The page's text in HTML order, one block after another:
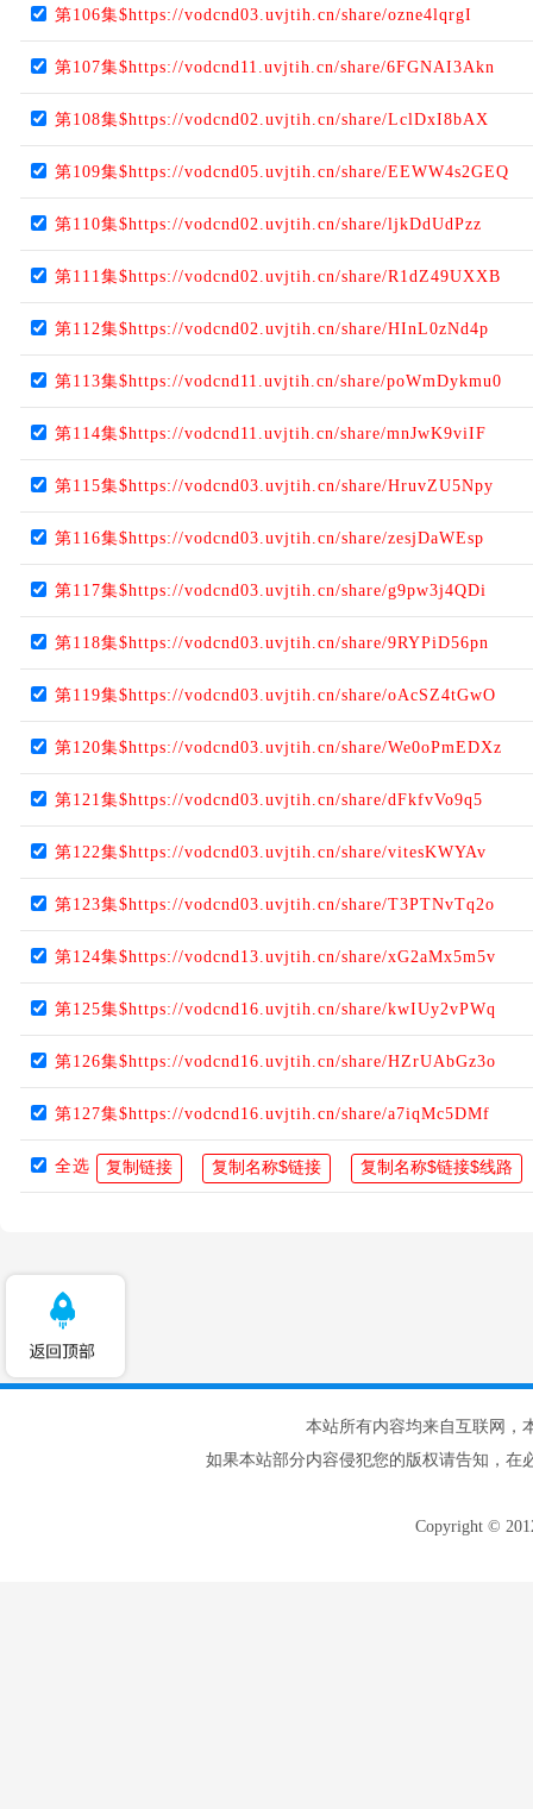
第106集$https://vodcnd03.uvjtih.cn/share/ozne4lqrgI
第107集$https://vodcnd11.uvjtih.cn/share/6FGNAI3Akn
第108集$https://vodcnd02.uvjtih.cn/share/LclDxI8bAX
第109集$https://vodcnd05.uvjtih.cn/share/EEWW4s2GEQ
第110集$https://vodcnd02.uvjtih.cn/share/ljkDdUdPzz
第111集$https://vodcnd02.uvjtih.cn/share/R1dZ49UXXB
第112集$https://vodcnd02.uvjtih.cn/share/HInL0zNd4p
第113集$https://vodcnd11.uvjtih.cn/share/poWmDykmu0
第114集$https://vodcnd11.uvjtih.cn/share/mnJwK9viIF
第115集$https://vodcnd03.uvjtih.cn/share/HruvZU5Npy
第116集$https://vodcnd03.uvjtih.cn/share/zesjDaWEsp
第117集$https://vodcnd03.uvjtih.cn/share/g9pw3j4QDi
第118集$https://vodcnd03.uvjtih.cn/share/9RYPiD56pn
第119集$https://vodcnd03.uvjtih.cn/share/oAcSZ4tGwO
第120集$https://vodcnd03.uvjtih.cn/share/We0oPmEDXz
第121集$https://vodcnd03.uvjtih.cn/share/dFkfvVo9q5
第122集$https://vodcnd03.uvjtih.cn/share/vitesKWYAv
第123集$https://vodcnd03.uvjtih.cn/share/T3PTNvTq2o
第124集$https://vodcnd13.uvjtih.cn/share/xG2aMx5m5v
第125集$https://vodcnd16.uvjtih.cn/share/kwIUy2vPWq
第126集$https://vodcnd16.uvjtih.cn/share/HZrUAbGz3o
第127集$https://vodcnd16.uvjtih.cn/share/a7iqMc5DMf
全选
本站所有内容均来自互联网，
如果本站部分内容侵犯您的版权请告知，在
Copyright ©